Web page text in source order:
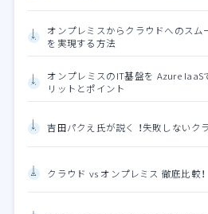
オンプレミスからクラウドへのスム
を実現する方法
オンプレミスのIT基盤を Azure IaaS
リットとポイント
吉田パクえ氏が説く ！失敗しないク
クラウド vs オンプレミス 徹底比較！